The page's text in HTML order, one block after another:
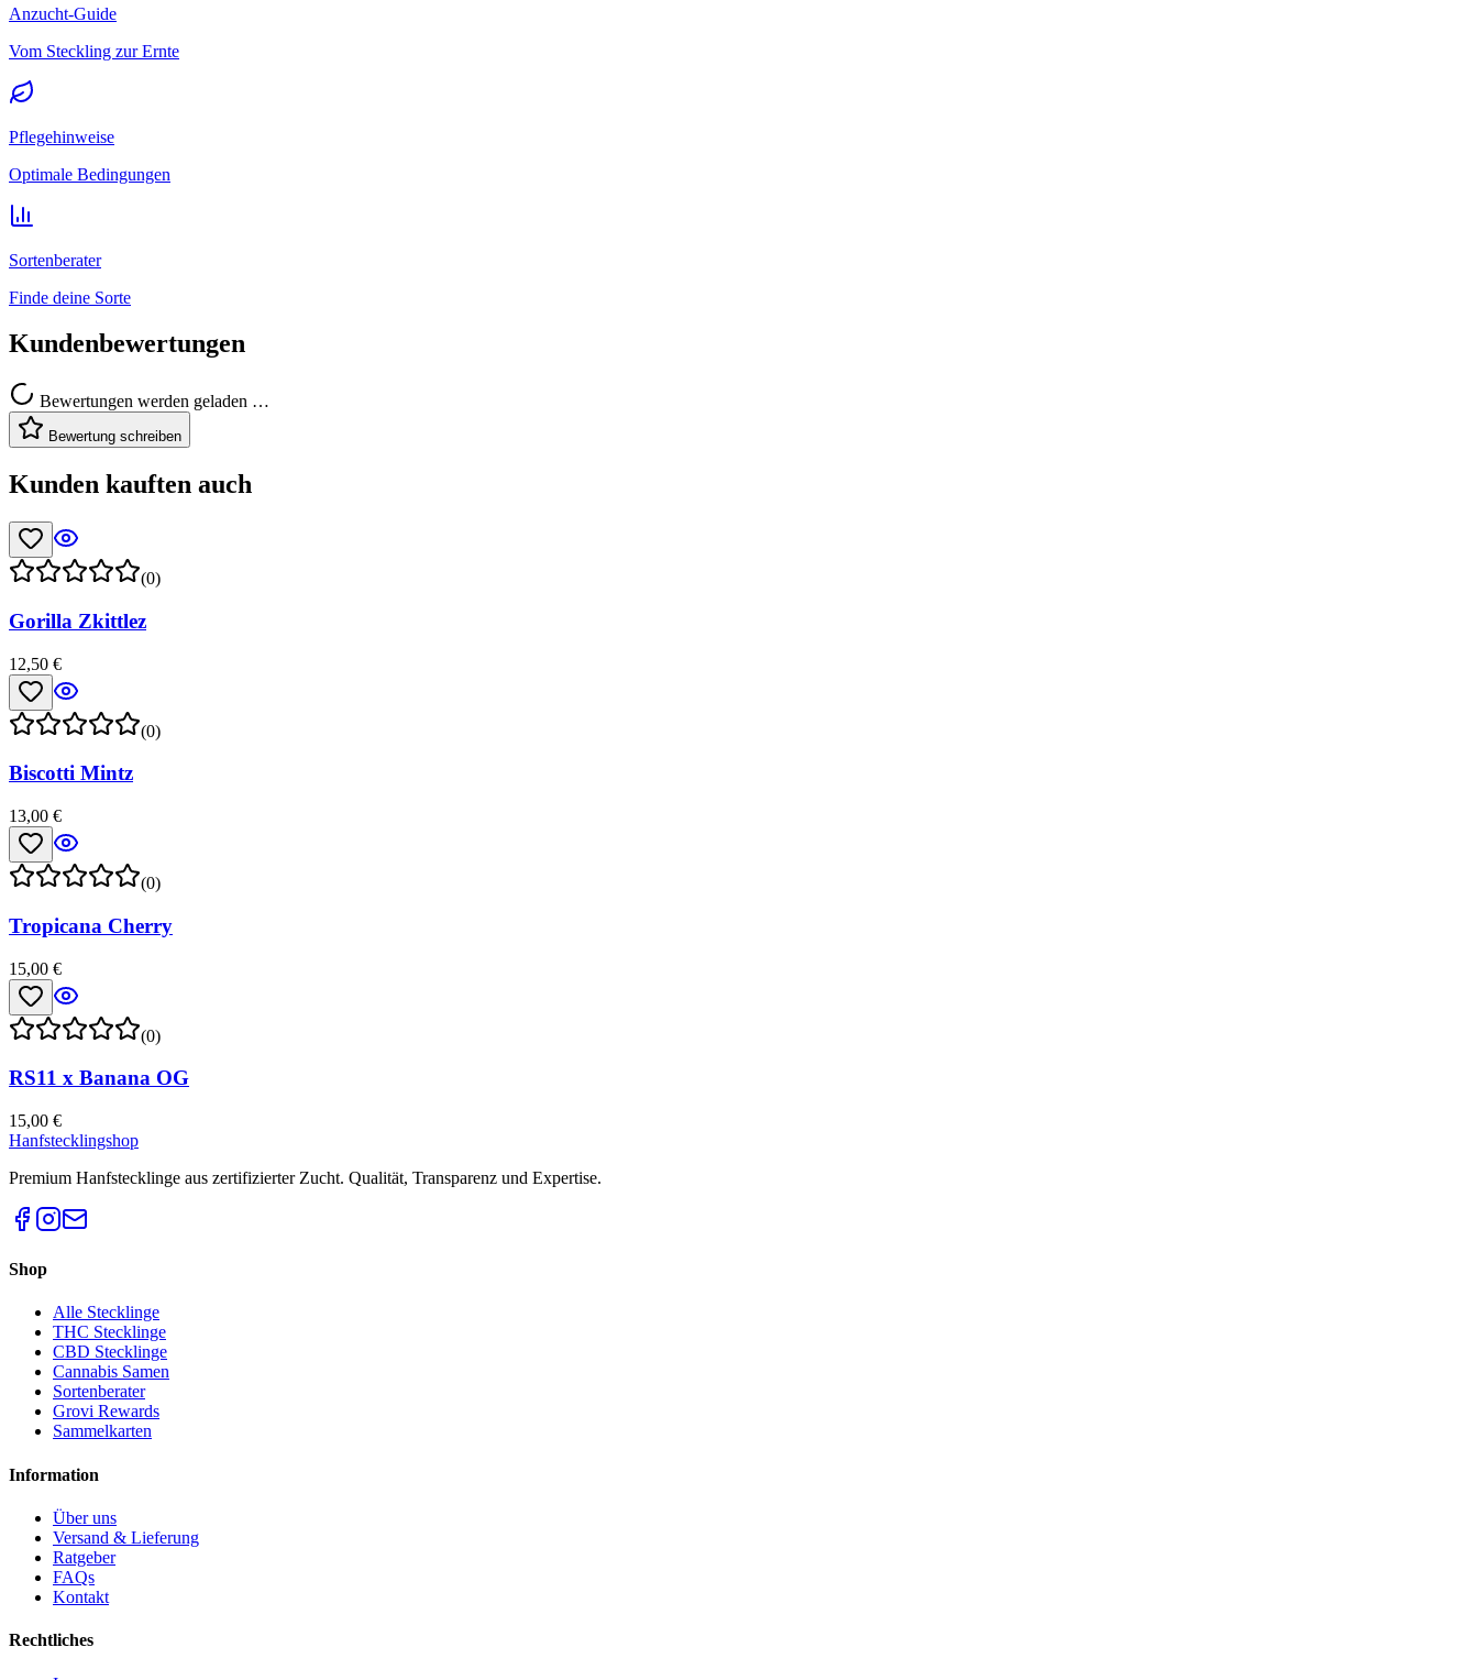
Anzucht-Guide
Vom Steckling zur Ernte
Pflegehinweise
Optimale Bedingungen
Sortenberater
Finde deine Sorte
Kundenbewertungen
Bewertungen werden geladen …
Bewertung schreiben
Kunden kauften auch
(0)
Gorilla Zkittlez
12,50 €
(0)
Biscotti Mintz
13,00 €
(0)
Tropicana Cherry
15,00 €
(0)
RS11 x Banana OG
15,00 €
Hanfstecklingshop
Premium Hanfstecklinge aus zertifizierter Zucht. Qualität, Transparenz und Expertise.
Shop
Alle Stecklinge
THC Stecklinge
CBD Stecklinge
Cannabis Samen
Sortenberater
Grovi Rewards
Sammelkarten
Information
Über uns
Versand & Lieferung
Ratgeber
FAQs
Kontakt
Rechtliches